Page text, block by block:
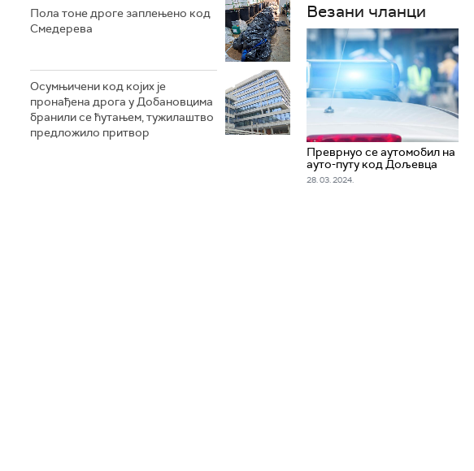
Пола тоне дроге заплењено код
Смедерева
Осумњичени код којих је
пронађена дрога у Добановцима
бранили се ћутањем, тужилаштво
предложило притвор
Везани чланци
Преврнуо се аутомобил на
ауто-путу код Дољевца
28. 03. 2024.